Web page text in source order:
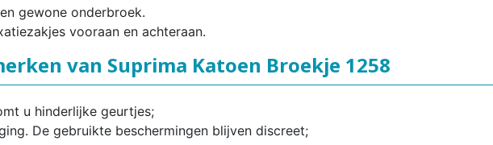
gewone onderbroek.
vooraan en achteraan.
van Suprima Katoen Broekje 1258
u hinderlijke geurtjes;
De gebruikte beschermingen blijven discreet;